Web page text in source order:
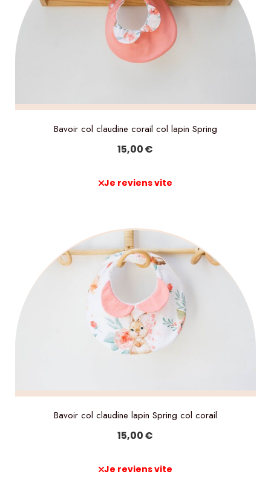
Bavoir col claudine corail col lapin Spring
15,00€
Je reviens vite
Bavoir col claudine lapin Spring col corail
15,00€
Je reviens vite